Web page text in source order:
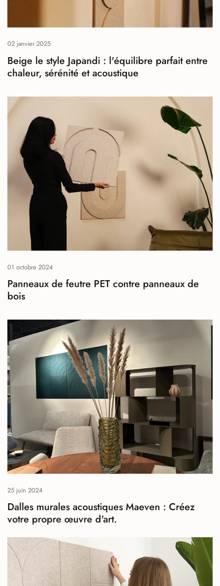
02 janvier 2025
Beige le style Japandi : l'équilibre parfait entre
chaleur, sérénité et acoustique
01 octobre 2024
Panneaux de feutre PET contre panneaux de
bois
25 juin 2024
Dalles murales acoustiques Maeven : Créez
votre propre œuvre d'art.